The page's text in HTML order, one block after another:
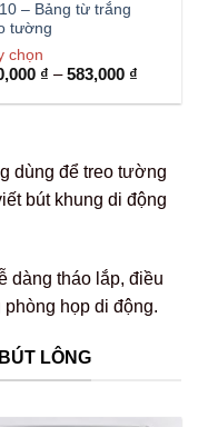
– Bảng từ trắng
tường
chọn
₫ – 583,000 ₫
từ
dùng để treo tường
bút khung di động
dàng tháo lắp, điều
họp di động.
LÔNG